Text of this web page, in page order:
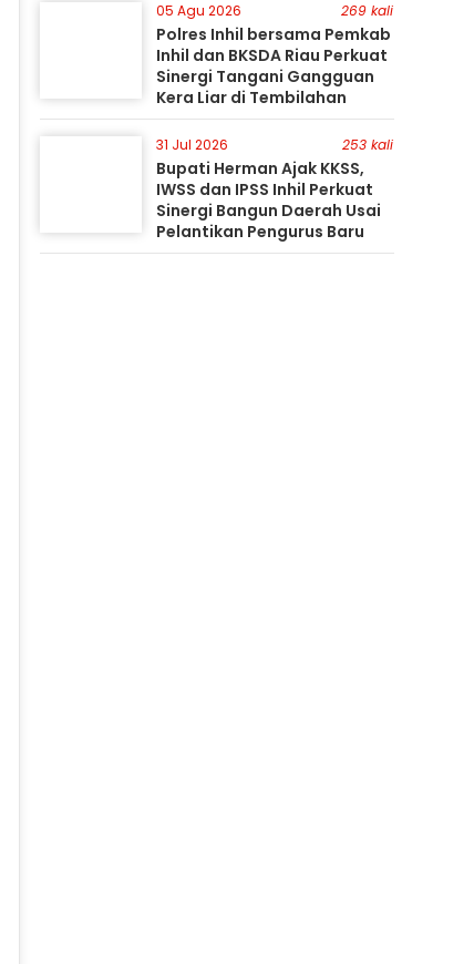
05 Agu 2026 269 kali
Polres Inhil bersama Pemkab
Inhil dan BKSDA Riau Perkuat
Sinergi Tangani Gangguan
Kera Liar di Tembilahan
31 Jul 2026 253 kali
Bupati Herman Ajak KKSS,
IWSS dan IPSS Inhil Perkuat
Sinergi Bangun Daerah Usai
Pelantikan Pengurus Baru